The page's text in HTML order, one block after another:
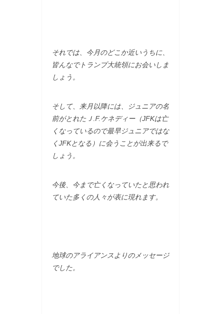
それでは、今月のどこか近いうちに、
皆んなでトランプ大統領にお会いしま
しょう。
そして、来月以降には、ジュニアの名
前がとれたＪ.F.ケネディー（JFKは亡
くなっているので最早ジュニアではな
くJFKとなる）に会うことが出来るで
しょう。
今後、今まで亡くなっていたと思われ
ていた多くの人々が表に現れます。
地球のアライアンスよりのメッセージ
でした。